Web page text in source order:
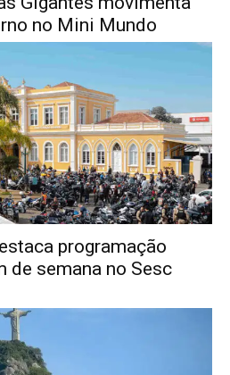
no Mini Mundo
programação
de semana no Sesc